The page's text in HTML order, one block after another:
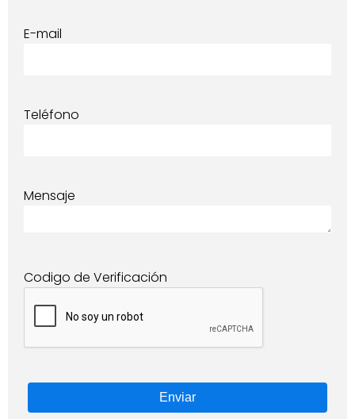
E-mail
Teléfono
Mensaje
Codigo de Verificación
Enviar